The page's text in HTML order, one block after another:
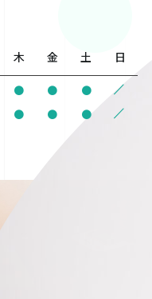
木 金 土 日
● ● ● /
● ● ● /